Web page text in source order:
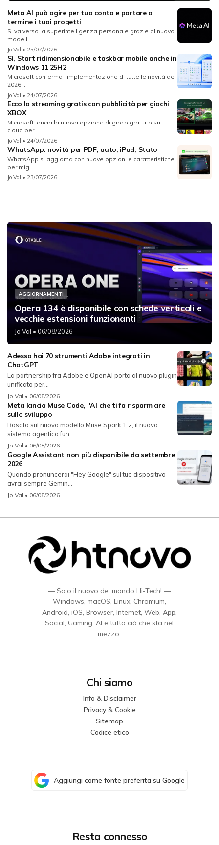
Meta AI può agire per tuo conto e portare a
termine i tuoi progetti
Si va verso la superintelligenza personale grazie al nuovo
modell...
Jo Val • 25/07/2026
Sì, Start ridimensionabile e taskbar mobile anche in
Windows 11 25H2
Microsoft conferma l'implementazione di tutte le novità del
2026...
Jo Val • 24/07/2026
Ecco lo streaming gratis con pubblicità per giochi
XBOX
Microsoft lancia la nuova opzione di gioco gratuito sul
cloud per...
Jo Val • 24/07/2026
WhatsApp: novità per PDF, auto, iPad, Stato
WhatsApp si aggiorna con nuove opzioni e caratteristiche
per migl...
Jo Val • 23/07/2026
AGGIORNAMENTI
Opera 134 è disponibile con schede verticali e
vecchie estensioni funzionanti
Jo Val • 06/08/2026
Adesso hai 70 strumenti Adobe integrati in
ChatGPT
La partnership fra Adobe e OpenAI porta al nuovo plugin
unificato per...
Jo Val • 06/08/2026
Meta lancia Muse Code, l'AI che ti fa risparmiare
sullo sviluppo
Basato sul nuovo modello Muse Spark 1.2, il nuovo
sistema agentico fun...
Jo Val • 06/08/2026
Google Assistant non più disponibile da settembre
2026
Quando pronuncerai "Hey Google" sul tuo dispositivo
avrai sempre Gemin...
Jo Val • 06/08/2026
— Solo il nuovo del mondo Hi-Tech! —
Windows, macOS, Linux, Chromium,
Android, iOS, Browser, Internet, Web, App,
Social, Gaming, AI e tutto ciò che sta nel
mezzo.
Chi siamo
Info & Disclaimer
Privacy & Cookie
Sitemap
Codice etico
Aggiungi come fonte preferita su Google
Resta connesso